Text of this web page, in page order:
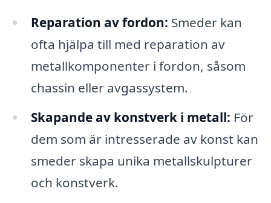
Reparation av fordon: Smeder kan
ofta hjälpa till med reparation av
metallkomponenter i fordon, såsom
chassin eller avgassystem.
Skapande av konstverk i metall: För
dem som är intresserade av konst kan
smeder skapa unika metallskulpturer
och konstverk.